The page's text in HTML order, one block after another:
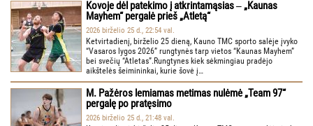
Kovoje dėl patekimo į atkrintamąsias ‒ „Kaunas
Mayhem“ pergalė prieš „Atletą“
2026 birželio 25 d., 22:54 val.
Ketvirtadienį, birželio 25 dieną, Kauno TMC sporto salėje įvyko
“Vasaros lygos 2026” rungtynės tarp vietos “Kaunas Mayhem”
bei svečių “Atletas”.Rungtynes kiek sėkmingiau pradėjo
aikštelės šeimininkai, kurie šovė į…
M. Pažėros lemiamas metimas nulėmė „Team 97“
pergalę po pratęsimo
2026 birželio 25 d., 21:48 val.